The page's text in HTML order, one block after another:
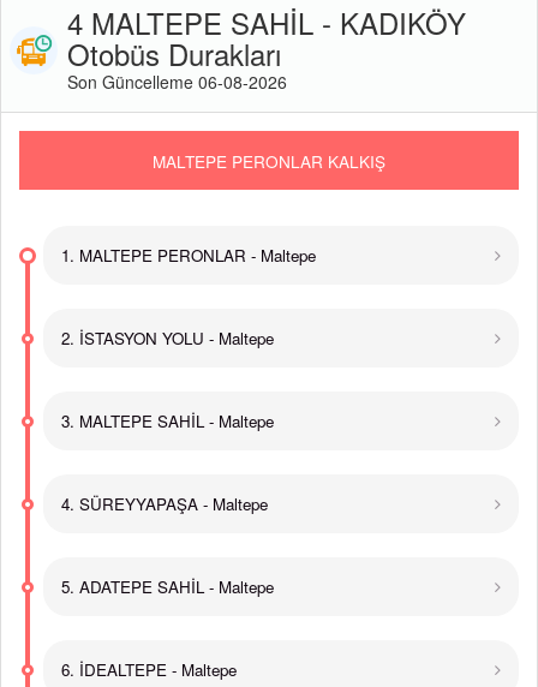
4 MALTEPE SAHİL - KADIKÖY
Otobüs Durakları
Son Güncelleme 06-08-2026
MALTEPE PERONLAR KALKIŞ
1. MALTEPE PERONLAR - Maltepe
2. İSTASYON YOLU - Maltepe
3. MALTEPE SAHİL - Maltepe
4. SÜREYYAPAŞA - Maltepe
5. ADATEPE SAHİL - Maltepe
6. İDEALTEPE - Maltepe